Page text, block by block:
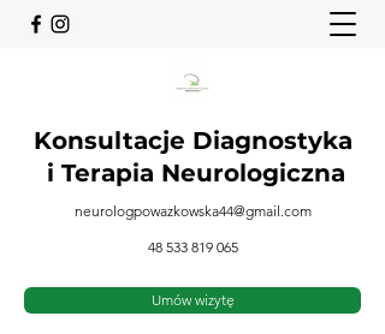
Konsultacje Diagnostyka
i Terapia Neurologiczna
neurologpowazkowska44@gmail.com
48 533 819 065
Umów wizytę